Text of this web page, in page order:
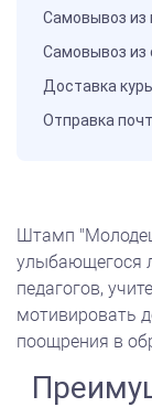
Самовывоз из
Самовывоз из
Доставка
Отправка
Штамп
улыбающегося
педагогов,
мотивировать
поощрения в